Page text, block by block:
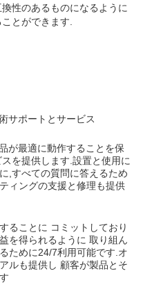
性のあるものになるように
とができます.
サポートとサービス
が最適に動作することを保
を提供します.設置と使用に
,すべての質問に答えるため
ィングの支援と修理も提供
ることに コミットしており
を得られるように 取り組ん
ために24/7利用可能です.オ
ルも提供し 顧客が製品とそ